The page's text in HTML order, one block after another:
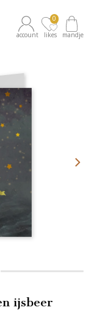
account likes
0
mandje
ijsbeer